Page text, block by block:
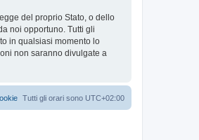
del proprio Stato, o dello
noi opportuno. Tutti gli
in qualsiasi momento lo
non saranno divulgate a
Tutti gli orari sono UTC+02:00